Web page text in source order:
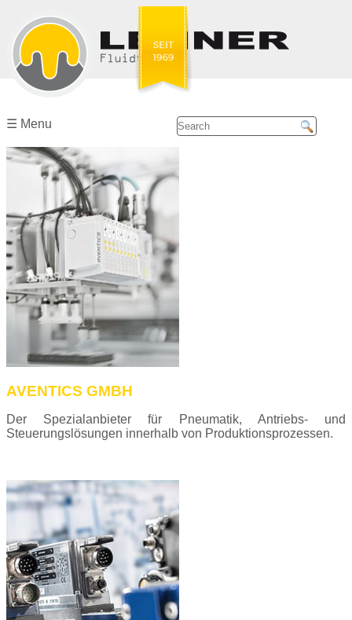
Home
Our
partners
Services
Service
Center ☰
Emerson/Aventics
Bosch
Rexroth
Group
Robert
Bosch
GmbH
Contact ☰
Imprint/Data
protection
☰ Menu
AVENTICS GMBH
Der Spezialanbieter für Pneumatik, Antriebs- und
Steuerungslösungen innerhalb von Produktionsprozessen.